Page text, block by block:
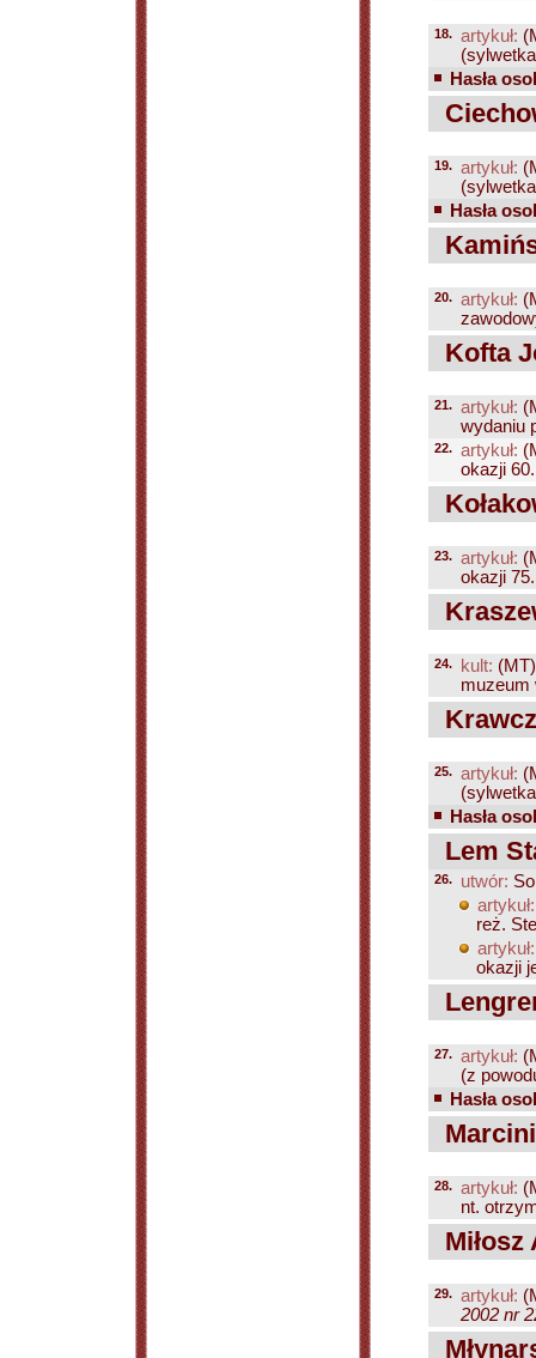
18. artykuł:
Hasła
19. artykuł:
Hasła
20. artykuł:
Kofta
21. artykuł:
wydaniu
22. artykuł:
okazji
23. artykuł:
okazji
24. kult:
muzeum
25. artykuł:
Hasła
Lem
26. utwór:
artykuł:
reż.
artykuł:
okazji
27. artykuł:
(z
Hasła
28. artykuł:
nt.
Miłosz
29. artykuł:
2002 nr